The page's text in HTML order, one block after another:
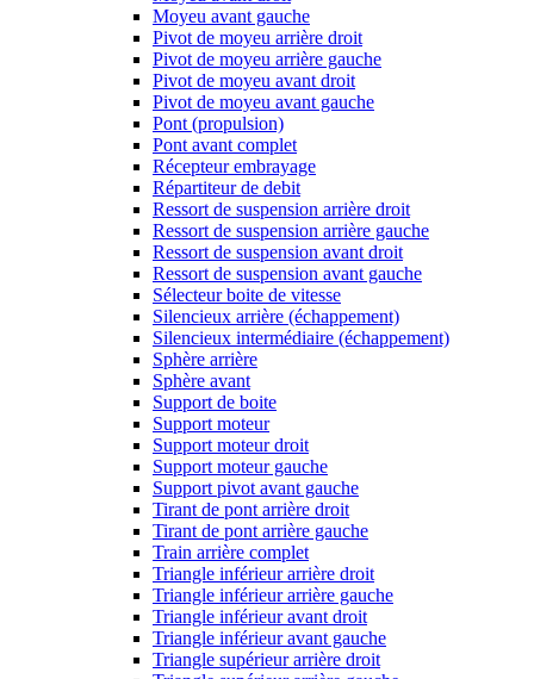
Moyeu avant gauche
Pivot de moyeu arrière droit
Pivot de moyeu arrière gauche
Pivot de moyeu avant droit
Pivot de moyeu avant gauche
Pont (propulsion)
Pont avant complet
Récepteur embrayage
Répartiteur de debit
Ressort de suspension arrière droit
Ressort de suspension arrière gauche
Ressort de suspension avant droit
Ressort de suspension avant gauche
Sélecteur boite de vitesse
Silencieux arrière (échappement)
Silencieux intermédiaire (échappement)
Sphère arrière
Sphère avant
Support de boite
Support moteur
Support moteur droit
Support moteur gauche
Support pivot avant gauche
Tirant de pont arrière droit
Tirant de pont arrière gauche
Train arrière complet
Triangle inférieur arrière droit
Triangle inférieur arrière gauche
Triangle inférieur avant droit
Triangle inférieur avant gauche
Triangle supérieur arrière droit